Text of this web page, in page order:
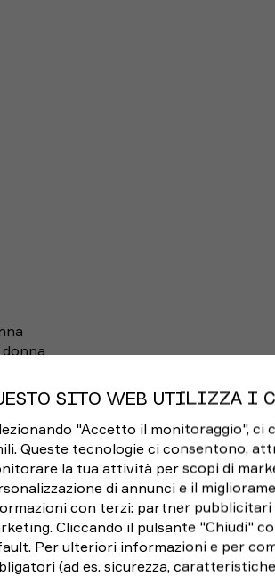
donna
donna
donna
SITO WEB UTILIZZA I
"Accetto il monitoraggio", ci
Queste tecnologie ci consentono,
la tua attività per scopi di
di annunci e il
con terzi: partner pubblicitari
Cliccando il pulsante "Chiudi"
Per ulteriori informazioni e per
(ad es. sicurezza,